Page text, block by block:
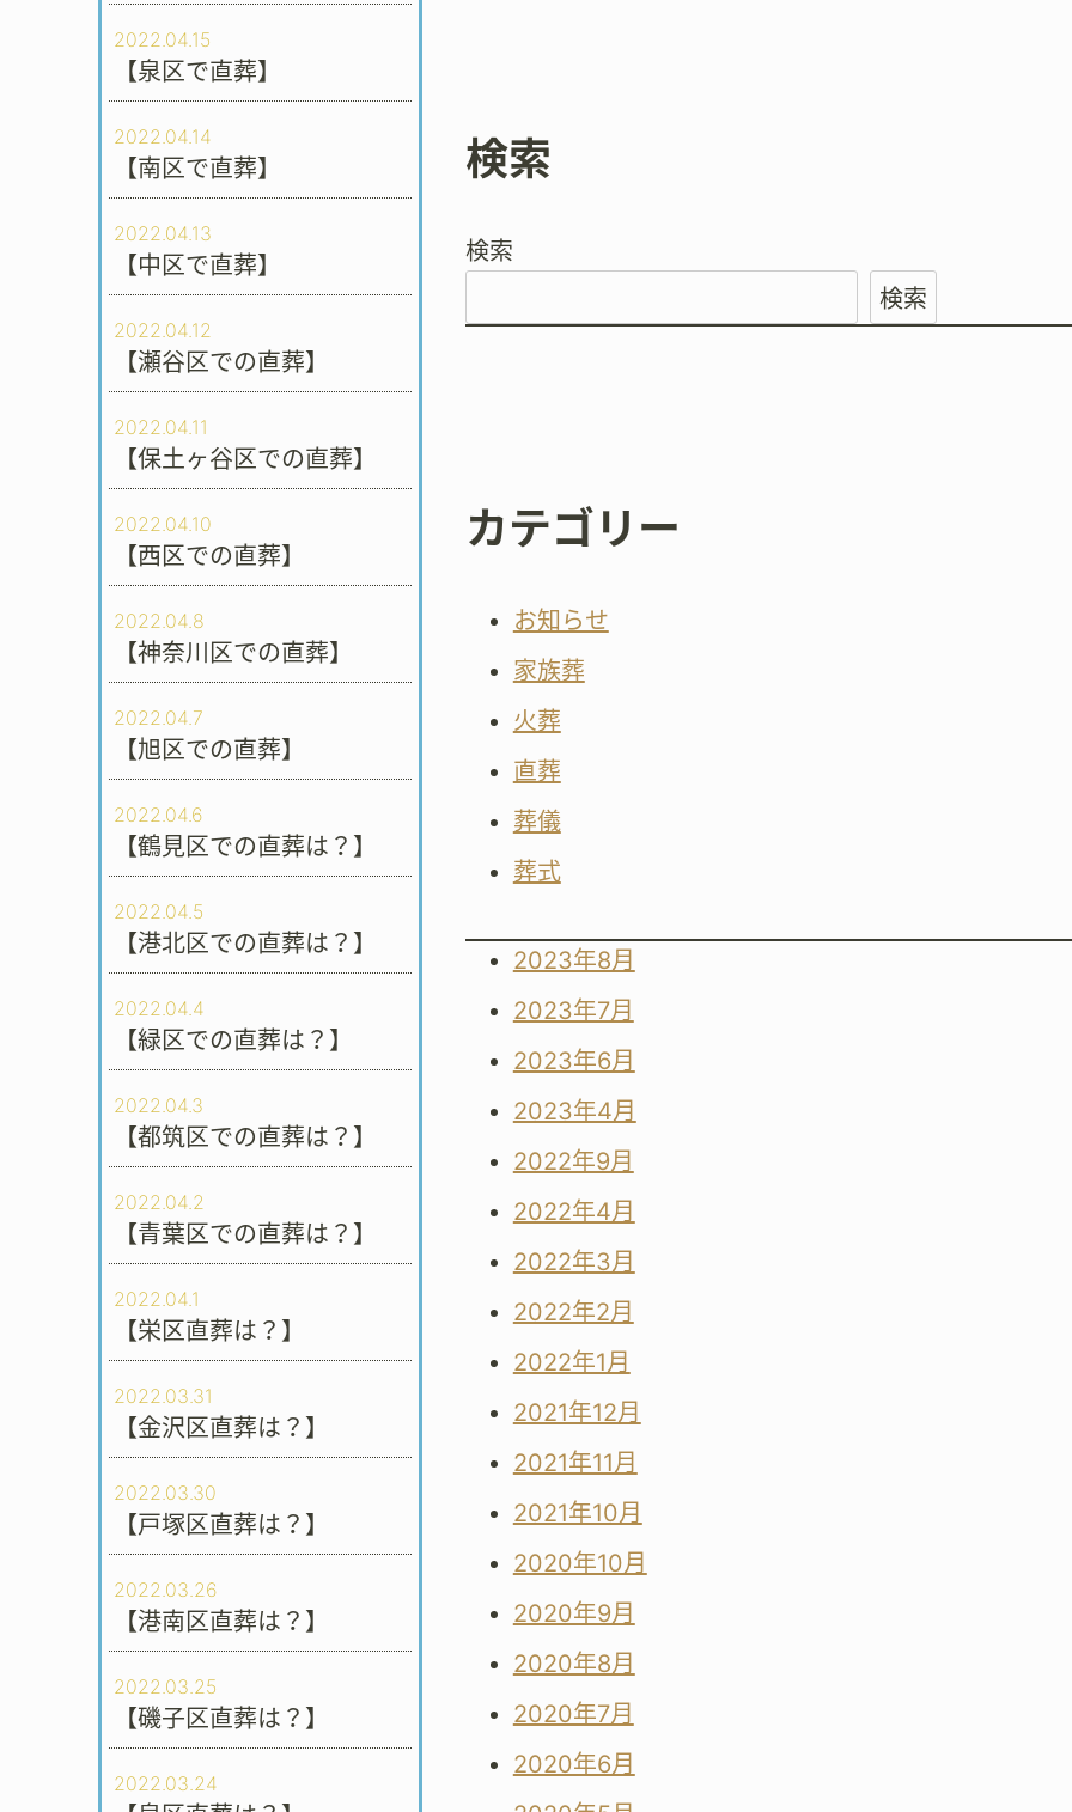
2022.04.15
【泉区で直葬】
2022.04.14
【南区で直葬】
2022.04.13
【中区で直葬】
2022.04.12
【瀬谷区での直葬】
2022.04.11
【保土ヶ谷区での直葬】
2022.04.10
【西区での直葬】
2022.04.8
【神奈川区での直葬】
2022.04.7
【旭区での直葬】
2022.04.6
【鶴見区での直葬は？】
2022.04.5
【港北区での直葬は？】
2022.04.4
【緑区での直葬は？】
2022.04.3
【都筑区での直葬は？】
2022.04.2
【青葉区での直葬は？】
2022.04.1
【栄区直葬は？】
2022.03.31
【金沢区直葬は？】
2022.03.30
【戸塚区直葬は？】
2022.03.26
【港南区直葬は？】
2022.03.25
【磯子区直葬は？】
2022.03.24
検索
検索
検索
カテゴリー
お知らせ
家族葬
火葬
直葬
葬儀
葬式
2023年8月
2023年7月
2023年6月
2023年4月
2022年9月
2022年4月
2022年3月
2022年2月
2022年1月
2021年12月
2021年11月
2021年10月
2020年10月
2020年9月
2020年8月
2020年7月
2020年6月